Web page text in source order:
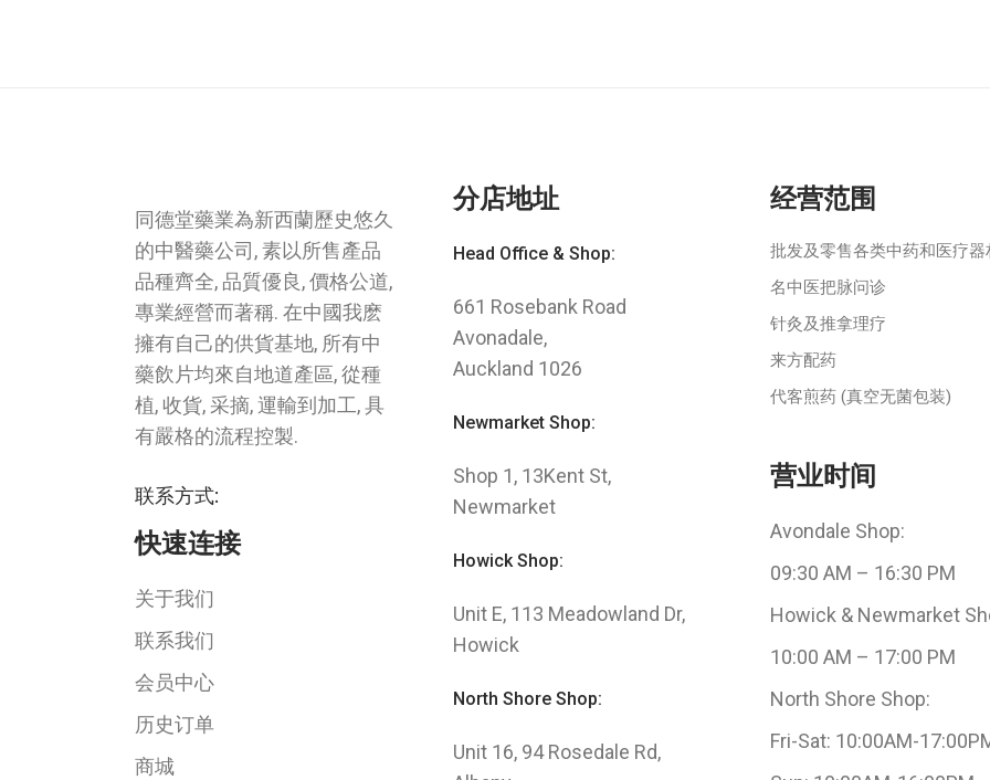
同德堂藥業為新西蘭歷史悠久
的中醫藥公司, 素以所售產品
品種齊全, 品質優良, 價格公道,
專業經營而著稱. 在中國我麽
擁有自己的供貨基地, 所有中
藥飲片均來自地道產區, 從種
植, 收貨, 采摘, 運輸到加工, 具
有嚴格的流程控製.
联系方式:
快速连接
关于我们
联系我们
会员中心
历史订单
商城
分店地址
Head Office & Shop:
661 Rosebank Road
Avonadale,
Auckland 1026
Newmarket Shop:
Shop 1, 13Kent St,
Newmarket
Howick Shop:
Unit E, 113 Meadowland Dr,
Howick
North Shore Shop:
Unit 16, 94 Rosedale Rd,
经营范围
批发及零售各类中药和医疗器
名中医把脉问诊
针灸及推拿理疗
来方配药
代客煎药 (真空无菌包装)
营业时间
Avondale Shop:
09:30 AM – 16:30 PM
Howick & Newmarket
10:00 AM – 17:00 PM
North Shore Shop:
Fri-Sat: 10:00AM-